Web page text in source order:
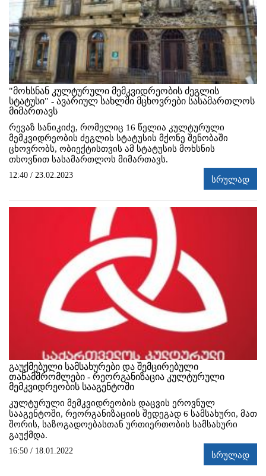
"მოხსნან კულტურული მემკვიდრეობის ძეგლის
სტატუსი" - ავარიულ სახლში მცხოვრები სასამართლოს
მიმართავს
რევაზ სანიკიძე, რომელიც 16 წელია კულტურული
მემკვიდრეობის ძეგლის სტატუსის მქონე შენობაში
ცხოვრობს, ობიექტისთვის ამ სტატუსის მოხსნის
თხოვნით სასამართლოს მიმართავს.
12:40 / 23.02.2023 სრულად
გაუქმებული სამსახურები და შემცირებული
თანამშრომლები - რეორგანიზაცია კულტურული
მემკვიდრეობის სააგენტოში
კულტურული მემკვიდრეობის დაცვის ეროვნულ
სააგენტოში, რეორგანიზაციის შედეგად 6 სამსახური, მათ
შორის, საზოგადოებასთან ურთიერთობის სამსახური
გაუქმდა.
16:50 / 18.01.2022 სრულად